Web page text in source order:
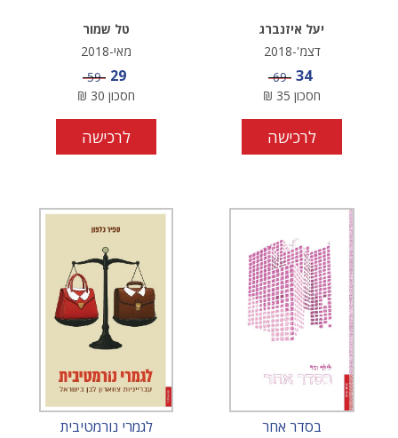
יעל איזנברג
דצמ'-2018
מחיר מבצע
34 מחיר
69
חסכון 35
₪
לרכישה
טל שמור
מאי-2018
מחיר מבצע
29 מחיר
59
חסכון 30
₪
לרכישה
בסדר אחר לגמרי נורמטיבית